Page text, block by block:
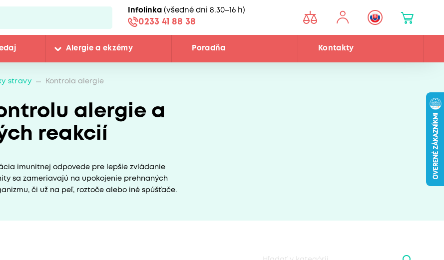
Infolinka (všedné dni 8.30–16 h)
0233 41 88 38
Alergie a ekzémy Poradňa Kontakty
stravy Kontrola alergie
alergie a
reakcií
imunitnej odpovede pre lepšie zvládanie
sa zameriavajú na upokojenie prehnaných
či už na peľ, roztoče alebo iné spúšťače.